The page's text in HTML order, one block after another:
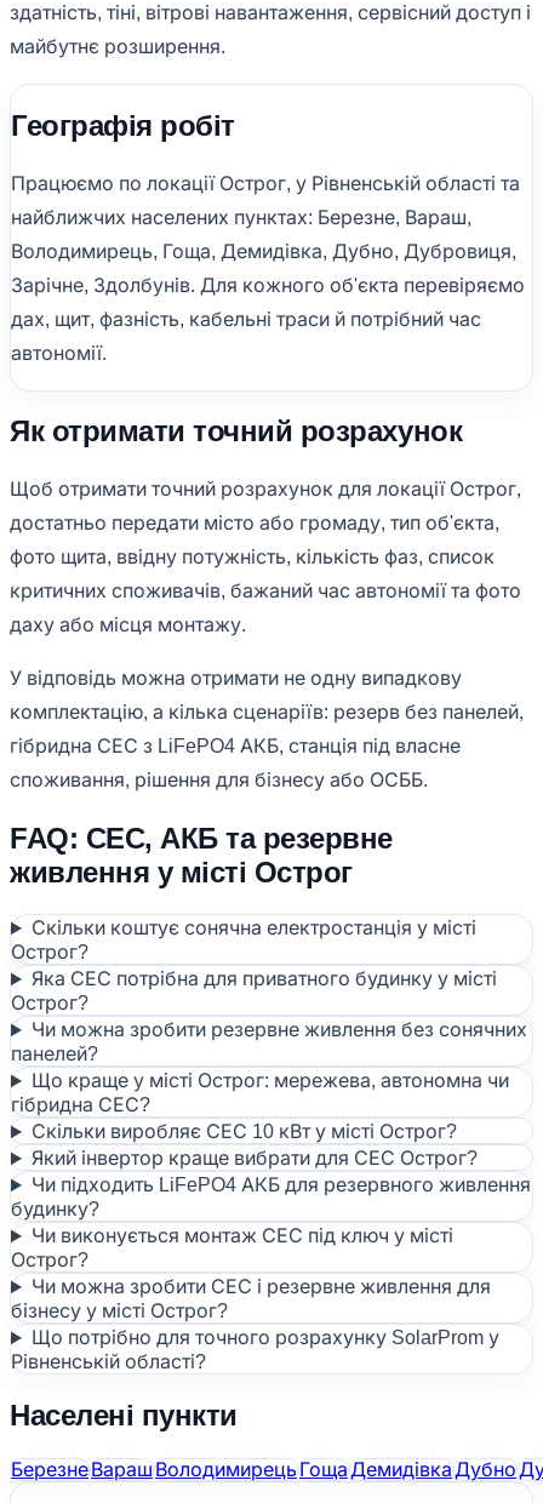
здатність, тіні, вітрові навантаження, сервісний доступ і
майбутнє розширення.
Географія робіт
Працюємо по локації Острог, у Рівненській області та
найближчих населених пунктах: Березне, Вараш,
Володимирець, Гоща, Демидівка, Дубно, Дубровиця,
Зарічне, Здолбунів. Для кожного об'єкта перевіряємо
дах, щит, фазність, кабельні траси й потрібний час
автономії.
Як отримати точний розрахунок
Щоб отримати точний розрахунок для локації Острог,
достатньо передати місто або громаду, тип об'єкта,
фото щита, ввідну потужність, кількість фаз, список
критичних споживачів, бажаний час автономії та фото
даху або місця монтажу.
У відповідь можна отримати не одну випадкову
комплектацію, а кілька сценаріїв: резерв без панелей,
гібридна СЕС з LiFePO4 АКБ, станція під власне
споживання, рішення для бізнесу або ОСББ.
FAQ: СЕС, АКБ та резервне
живлення у місті Острог
Скільки коштує сонячна електростанція у місті
Острог?
Яка СЕС потрібна для приватного будинку у місті
Острог?
Чи можна зробити резервне живлення без сонячних
панелей?
Що краще у місті Острог: мережева, автономна чи
гібридна СЕС?
Скільки виробляє СЕС 10 кВт у місті Острог?
Який інвертор краще вибрати для СЕС Острог?
Чи підходить LiFePO4 АКБ для резервного живлення
будинку?
Чи виконується монтаж СЕС під ключ у місті
Острог?
Чи можна зробити СЕС і резервне живлення для
бізнесу у місті Острог?
Що потрібно для точного розрахунку SolarProm у
Рівненській області?
Населені пункти
БерезнеВараш ВолодимирецьГощаДемидівкаДубно